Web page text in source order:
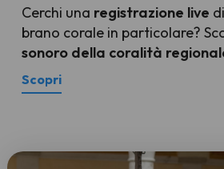
Cerchi una registrazione live
brano corale in particolare?
sonoro della coralità
Scopri